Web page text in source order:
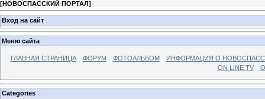
[НОВОСПАССКИЙ ПОРТАЛ]
Вход на сайт
Меню сайта
ГЛАВНАЯ СТРАНИЦА ФОРУМ ФОТОАЛЬБОМ
ИНФОРМАЦИЯ О
ON LINE TV
Categories